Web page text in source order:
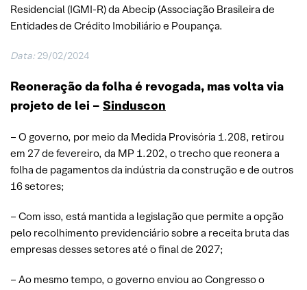
Residencial (IGMI-R) da Abecip (Associação Brasileira de
Entidades de Crédito Imobiliário e Poupança.
Data: 29/02/2024
Reoneração da folha é revogada, mas volta via
projeto de lei – Sinduscon
– O governo, por meio da Medida Provisória 1.208, retirou
em 27 de fevereiro, da MP 1.202, o trecho que reonera a
folha de pagamentos da indústria da construção e de outros
16 setores;
– Com isso, está mantida a legislação que permite a opção
pelo recolhimento previdenciário sobre a receita bruta das
empresas desses setores até o final de 2027;
– Ao mesmo tempo, o governo enviou ao Congresso o